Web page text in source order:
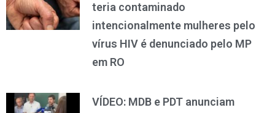
teria contaminado
intencionalmente mulheres pelo
vírus HIV é denunciado pelo MP
em RO
VÍDEO: MDB e PDT anunciam